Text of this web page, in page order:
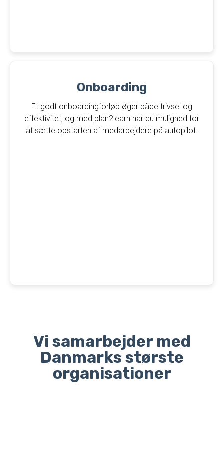
Onboarding
Et godt onboardingforløb øger både trivsel og
effektivitet, og med plan2learn har du mulighed for
at sætte opstarten af medarbejdere på autopilot.
Vi samarbejder med
Danmarks største
organisationer